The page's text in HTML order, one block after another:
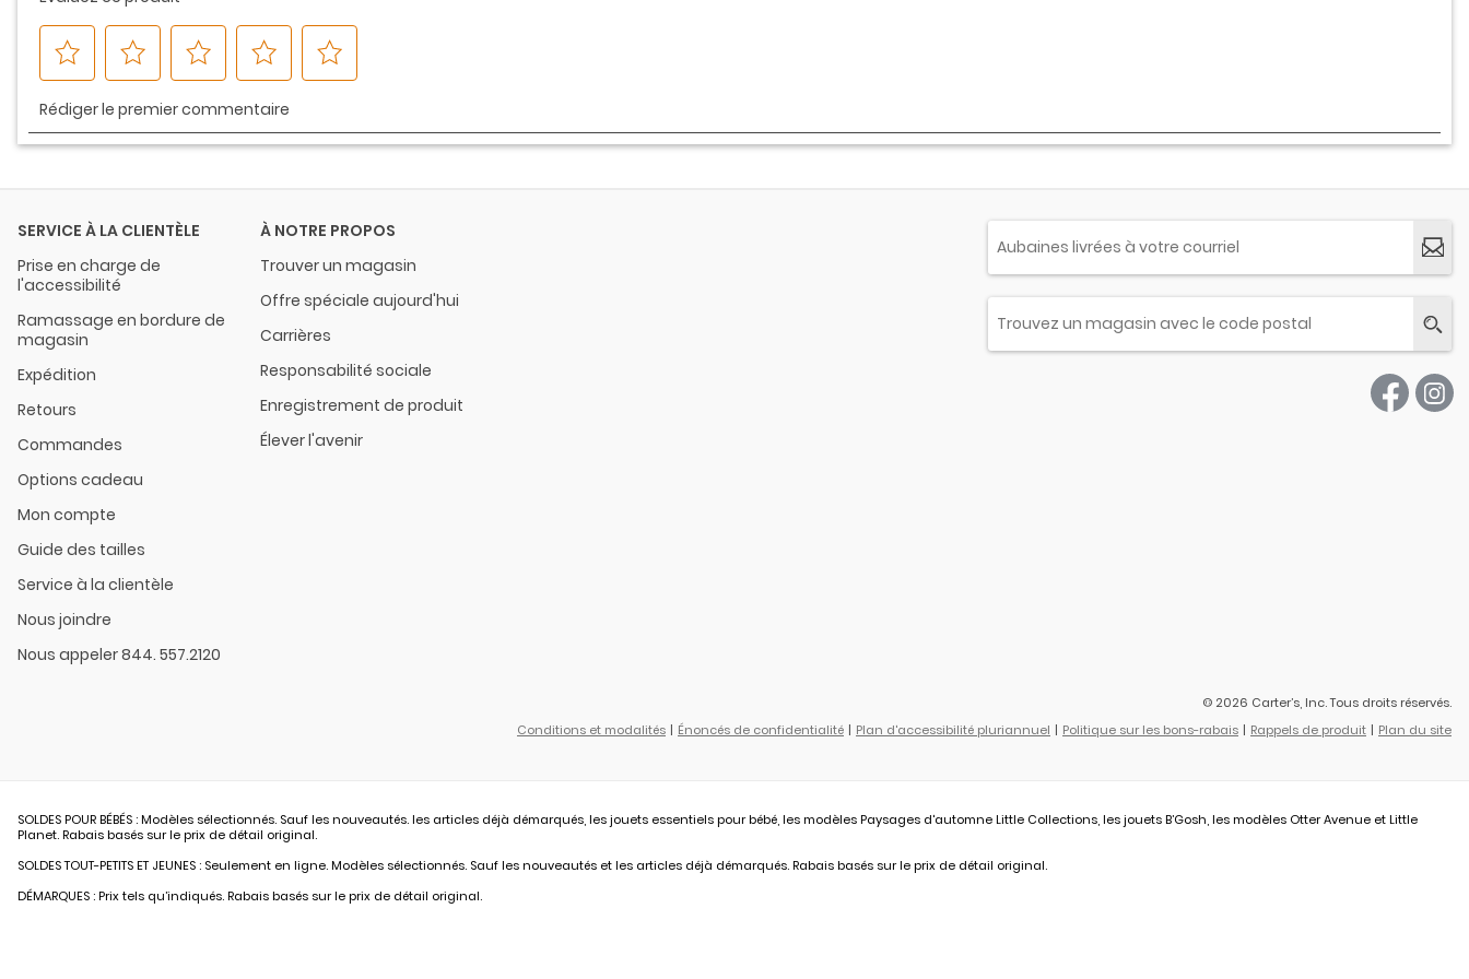
SERVICE À LA CLIENTÈLE
Prise en charge de
l'accessibilité
Ramassage en bordure de
magasin
Expédition
Retours
Commandes
Options cadeau
Mon compte
Guide des tailles
Service à la clientèle
Nous joindre
Nous appeler 844. 557.2120
À NOTRE PROPOS
Trouver un magasin
Offre spéciale aujourd'hui
Carrières
Responsabilité sociale
Enregistrement de produit
Élever l'avenir
© 2026 Carter’s, Inc. Tous droits réservés.
Conditions et modalités
Énoncés de confidentialité Plan d'accessibilité pluriannuel Politique sur les bons-rabais Rappels de produit Plan du site
SOLDES POUR BÉBÉS : Modèles sélectionnés. Sauf les nouveautés. les articles déjà démarqués, les jouets essentiels pour bébé, les modèles Paysages d'automne Little Collections, les jouets B’Gosh, les modèles Otter Avenue et Little
Planet. Rabais basés sur le prix de détail original.
SOLDES TOUT-PETITS ET JEUNES : Seulement en ligne. Modèles sélectionnés. Sauf les nouveautés et les articles déjà démarqués. Rabais basés sur le prix de détail original.
DÉMARQUES : Prix tels qu’indiqués. Rabais basés sur le prix de détail original.